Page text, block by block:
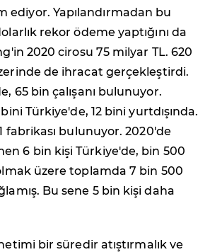
ediyor. Yapılandırmadan bu
rekor ödeme yaptığını da
2020 cirosu 75 milyar TL. 620
de ihracat gerçekleştirdi.
65 bin çalışanı bulunuyor.
bini Türkiye'de, 12 bini yurtdışında.
fabrikası bulunuyor. 2020'de
6 bin kişi Türkiye'de, bin 500
üzere toplamda 7 bin 500
Bu sene 5 bin kişi daha
bir süredir atıştırmalık ve